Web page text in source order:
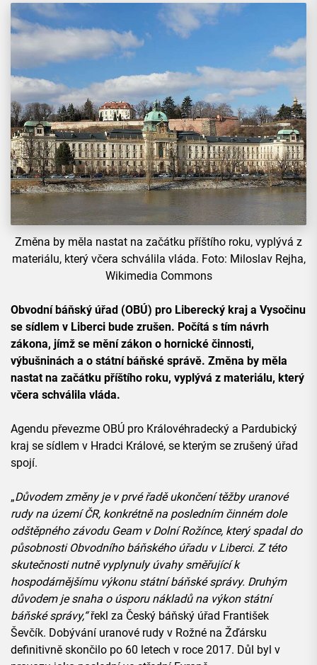
Změna by měla nastat na začátku příštího roku, vyplývá z
materiálu, který včera schválila vláda. Foto: Miloslav Rejha,
Wikimedia Commons
Obvodní báňský úřad (OBÚ) pro Liberecký kraj a Vysočinu
se sídlem v Liberci bude zrušen. Počítá s tím návrh
zákona, jímž se mění zákon o hornické činnosti,
výbušninách a o státní báňské správě. Změna by měla
nastat na začátku příštího roku, vyplývá z materiálu, který
včera schválila vláda.
Agendu převezme OBÚ pro Královéhradecký a Pardubický
kraj se sídlem v Hradci Králové, se kterým se zrušený úřad
spojí.
„Důvodem změny je v prvé řadě ukončení těžby uranové
rudy na území ČR, konkrétně na posledním činném dole
odštěpného závodu Geam v Dolní Rožínce, který spadal do
působnosti Obvodního báňského úřadu v Liberci. Z této
skutečnosti nutně vyplynuly úvahy směřující k
hospodárnějšímu výkonu státní báňské správy. Druhým
důvodem je snaha o úsporu nákladů na výkon státní
báňské správy,“řekl za Český báňský úřad František
Ševčík. Dobývání uranové rudy v Rožné na Žďársku
definitivně skončilo po 60 letech v roce 2017. Důl byl v